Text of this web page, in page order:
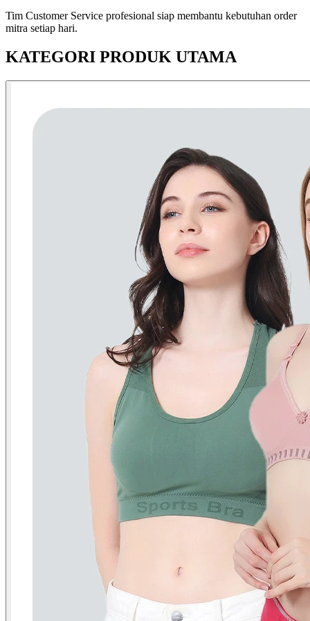
Tim Customer Service profesional siap membantu kebutuhan order
mitra setiap hari.
KATEGORI PRODUK UTAMA